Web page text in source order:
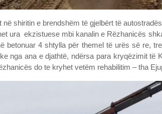
shiritin e brendshëm të gjelbërt të
ura ekzistuese mbi kanalin e Rëzhanicës
betonuar 4 shtylla për themel të urës së re,
nga ana e djathtë, ndërsa para kryqëzimit
do te kryhet vetëm rehabilitim – tha